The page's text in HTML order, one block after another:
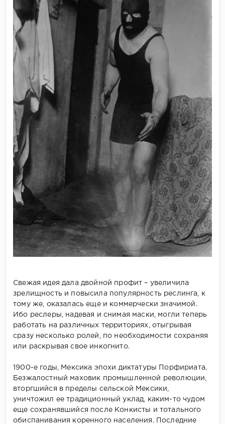
Свежая идея дала двойной профит – увеличила
зрелищность и повысила популярность реслинга, к
тому же, оказалась еще и коммерчески значимой.
Ибо реслеры, надевая и снимая маски, могли теперь
работать на различных территориях, отыгрывая
сразу несколько ролей, по необходимости сохраняя
или раскрывая свое инкогнито.
1900-е годы, Мексика эпохи диктатуры Порфириата.
Безжалостный маховик промышленной революции,
вторгшийся в пределы сельской Мексики,
уничтожил ее традиционный уклад, каким-то чудом
еще сохранявшийся после Конкисты и тотального
обиспанивания коренного населения. Последние